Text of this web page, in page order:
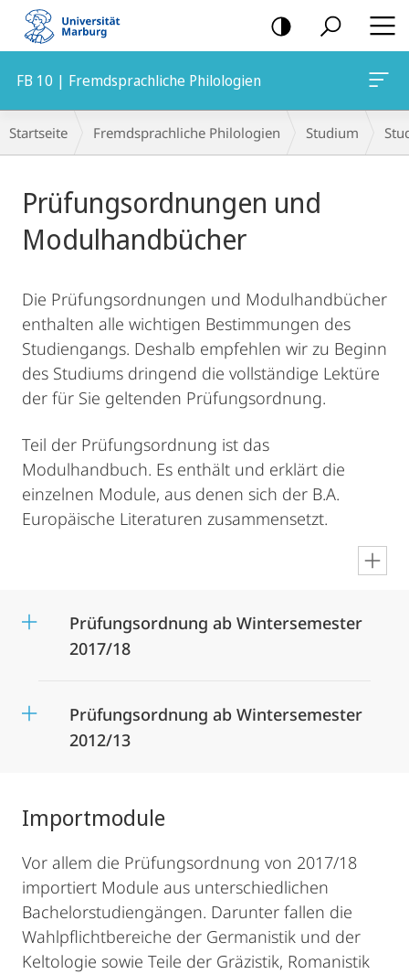
Mobile-
Navigation
FB 10 | Fremdsprachliche Philologien
Breadcrumb-
Navigation
Startseite Fremdsprachliche Philologien Studium
Prüfungsordnungen und
Modulhandbücher
Die Prüfungsordnungen und Modulhandbücher
enthalten alle wichtigen Bestimmungen des
Studiengangs. Deshalb empfehlen wir zu Beginn
des Studiums dringend die vollständige Lektüre
der für Sie geltenden Prüfungsordnung.
Teil der Prüfungsordnung ist das
Modulhandbuch. Es enthält und erklärt die
einzelnen Module, aus denen sich der B.A.
Europäische Literaturen zusammensetzt.
Prüfungsordnung ab Wintersemester
2017/18
Prüfungsordnung ab Wintersemester
2012/13
Importmodule
Vor allem die Prüfungsordnung von 2017/18
importiert Module aus unterschiedlichen
Bachelorstudiengängen. Darunter fallen die
Wahlpflichtbereiche der Germanistik und der
Keltologie sowie Teile der Gräzistik, Romanistik